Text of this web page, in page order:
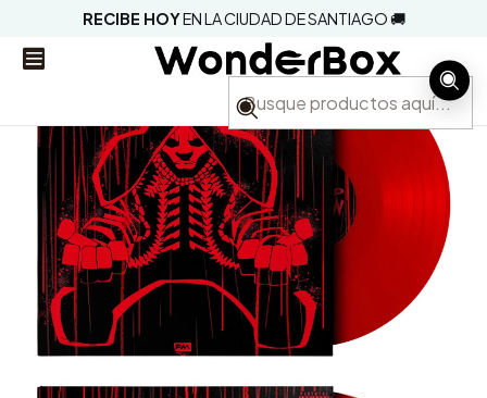
RECIBE HOYEN LA CIUDAD DE SANTIAGO 🚚